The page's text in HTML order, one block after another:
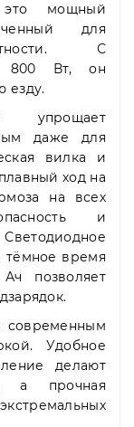
мощный
для
С
800 Вт, он
езду.
упрощает
даже для
вилка и
ход на
на всех
и
тёмное время
позволяет
современным
Удобное
делают
а прочная